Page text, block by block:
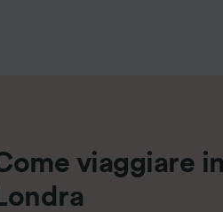
viaggiare